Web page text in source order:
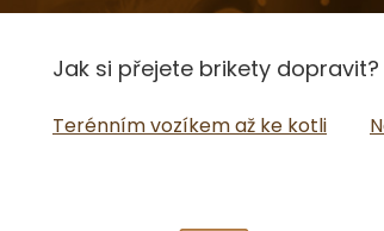
Jak si přejete brikety dopravit?
Terénním vozíkem až ke kotli